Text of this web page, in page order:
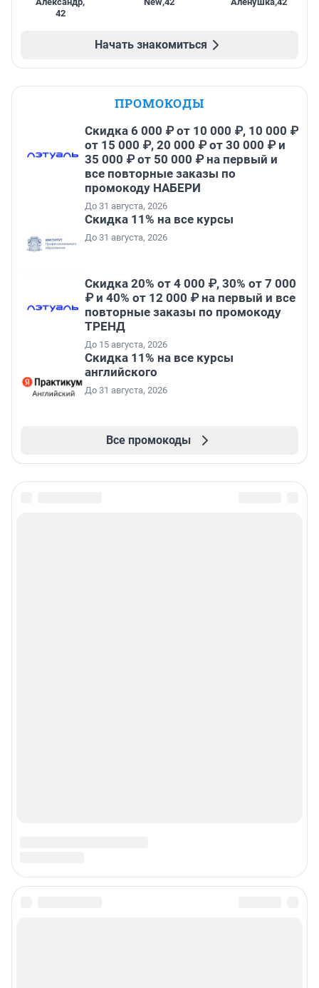
42
Начать знакомиться
ПРОМОКОДЫ
Скидка 6 000 ₽ от 10 000 ₽, 10 000 ₽
от 15 000 ₽, 20 000 ₽ от 30 000 ₽ и
35 000 ₽ от 50 000 ₽ на первый и
все повторные заказы по
промокоду НАБЕРИ
До 31 августа, 2026
Скидка 11% на все курсы
До 31 августа, 2026
Скидка 20% от 4 000 ₽, 30% от 7 000
₽ и 40% от 12 000 ₽ на первый и все
повторные заказы по промокоду
ТРЕНД
До 15 августа, 2026
Скидка 11% на все курсы
английского
До 31 августа, 2026
Все промокоды